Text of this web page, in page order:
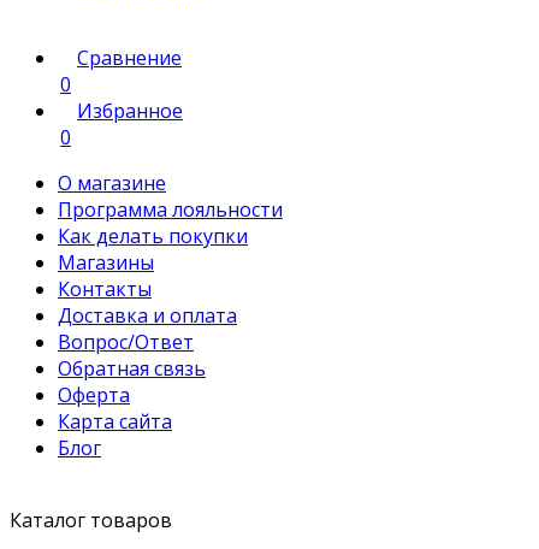
Сравнение
0
Избранное
0
О магазине
Программа лояльности
Как делать покупки
Магазины
Контакты
Доставка и оплата
Вопрос/Ответ
Обратная связь
Оферта
Карта сайта
Блог
Каталог товаров